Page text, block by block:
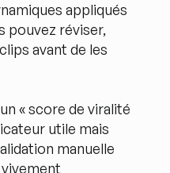
appliqués
pouvez réviser,
avant de les
« score de viralité
utile mais
manuelle